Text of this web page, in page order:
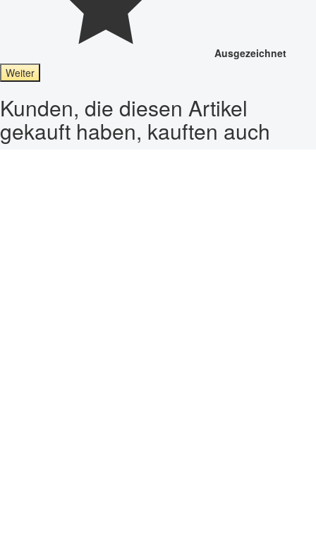
Ausgezeichnet
Weiter
Kunden, die diesen Artikel
gekauft haben, kauften auch